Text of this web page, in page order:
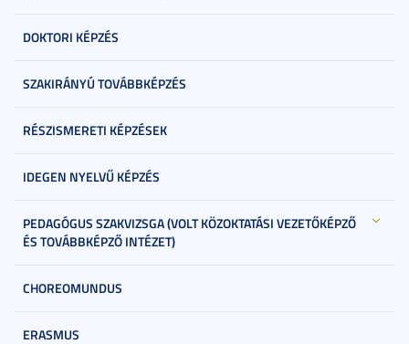
DOKTORI KÉPZÉS
SZAKIRÁNYÚ TOVÁBBKÉPZÉS
RÉSZISMERETI KÉPZÉSEK
IDEGEN NYELVŰ KÉPZÉS
PEDAGÓGUS SZAKVIZSGA (VOLT KÖZOKTATÁSI VEZETŐKÉPZŐ
ÉS TOVÁBBKÉPZŐ INTÉZET)
CHOREOMUNDUS
ERASMUS